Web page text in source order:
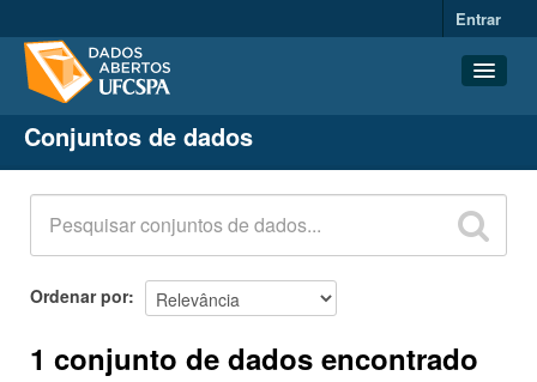
Entrar
Conjuntos de dados
Organizações
Grupos
Sobre
Conjuntos de dados
Ordenar por
1 conjunto de dados encontrado